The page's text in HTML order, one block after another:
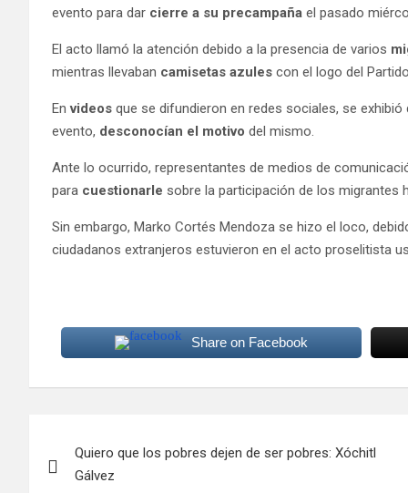
evento para dar cierre a su precampaña el pasado
El acto llamó la atención debido a la presencia de varios
mientras llevaban camisetas azules con el logo del
Envideos que se difundieron en redes sociales, se
evento, desconocían el motivo del mismo.
Ante lo ocurrido, representantes de medios de
para cuestionarle sobre la participación de los migrantes
Sin embargo, Marko Cortés Mendoza se hizo el loco,
ciudadanos extranjeros estuvieron en el acto proselitista
Share on Facebook
de
Quiero que los pobres dejen de ser pobres: Xóchitl
Gálvez